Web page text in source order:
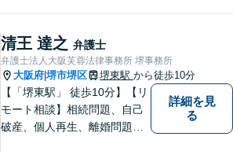
ご相談ください。
清王 達之 弁護士
弁護士法人大阪芙蓉法律事務所 堺事務所
大阪府 堺市堺区 堺東駅 から徒歩10分
【「堺東駅」 徒歩10分】【リ
モート相談】相続問題、自己
破産、個人再生、離婚問題な
詳細を見
る